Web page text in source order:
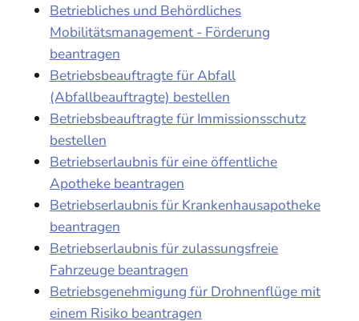
Betriebliches und Behördliches
Mobilitätsmanagement - Förderung
beantragen
Betriebsbeauftragte für Abfall
(Abfallbeauftragte) bestellen
Betriebsbeauftragte für Immissionsschutz
bestellen
Betriebserlaubnis für eine öffentliche
Apotheke beantragen
Betriebserlaubnis für Krankenhausapotheke
beantragen
Betriebserlaubnis für zulassungsfreie
Fahrzeuge beantragen
Betriebsgenehmigung für Drohnenflüge mit
einem Risiko beantragen